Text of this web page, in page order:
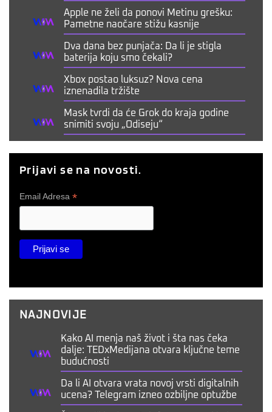
Apple ne želi da ponovi Metinu grešku:
Pametne naočare stižu kasnije
Dva dana bez punjača: Da li je stigla
baterija koju smo čekali?
Xbox postao luksuz? Nova cena
iznenadila tržište
Mask tvrdi da će Grok do kraja godine
snimiti svoju „Odiseju“
Prijavi se na novosti.
Email Adresa *
NAJNOVIJE
Kako AI menja naš život i šta nas čeka
dalje: TEDxMedijana otvara ključne teme
budućnosti
Da li AI otvara vrata novoj vrsti digitalnih
ucena? Telegram izneo ozbiljne optužbe